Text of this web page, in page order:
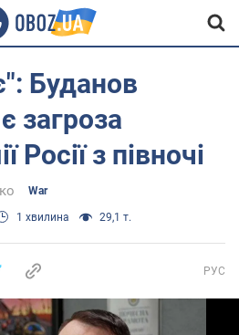
Буданов
загроза
Росії з півночі
War
1 хвилина 29,1 т.
РУС